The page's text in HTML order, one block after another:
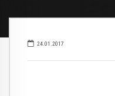
24.01.2017